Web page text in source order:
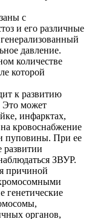
с
и его различные
давление.
количестве
которой
к развитию
Это может
инфарктах,
кровоснабжение
пуповины. При ее
развитии
ЗВУР.
причиной
генетические
органов,